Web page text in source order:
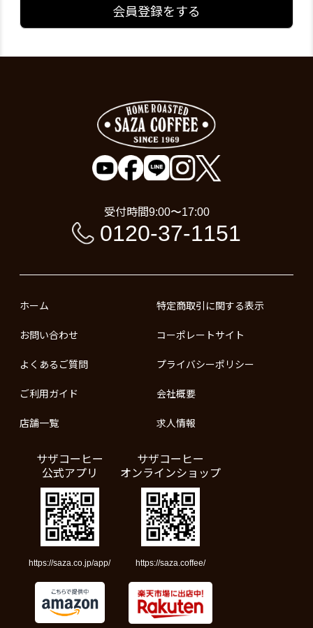
会員登録をする
受付時間9:00〜17:00
0120-37-1151
ホーム
お問い合わせ
よくあるご質問
ご利用ガイド
店舗一覧
特定商取引に関する表示
コーポレートサイト
プライバシーポリシー
会社概要
求人情報
サザコーヒー
公式アプリ
https://saza.co.jp/app/
サザコーヒー
オンラインショップ
https://saza.coffee/